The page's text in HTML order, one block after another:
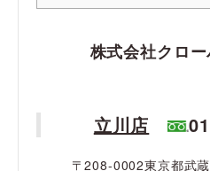
株式会社クロ
立川店
〒208-0002東京都武